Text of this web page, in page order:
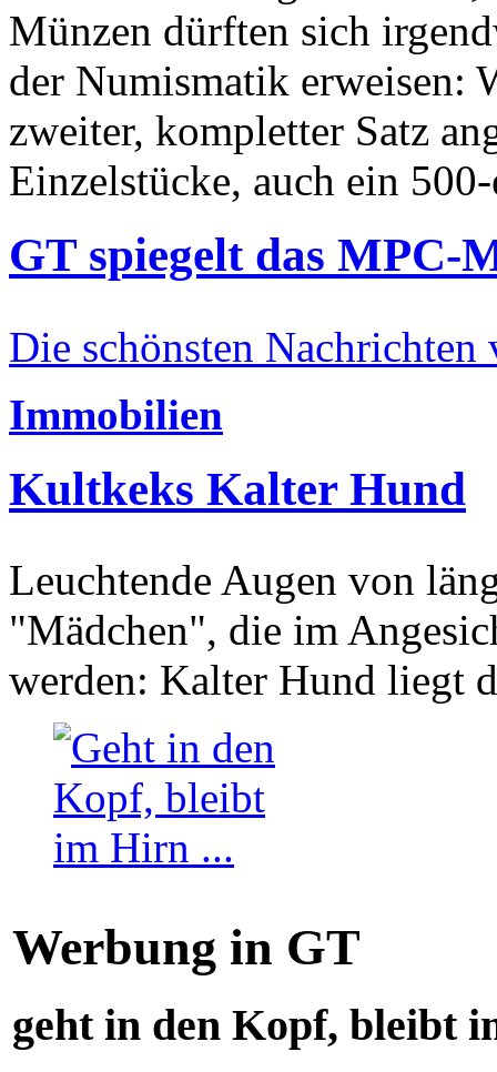
Münzen dürften sich
der Numismatik erweisen:
zweiter, kompletter Satz
Einzelstücke, auch ein
GT spiegelt das MPC-
Die schönsten Nachrichten
Immobilien
Kultkeks Kalter Hund
Leuchtende Augen von
"Mädchen", die im
werden: Kalter Hund liegt
Werbung in GT
geht in den Kopf, bleibt